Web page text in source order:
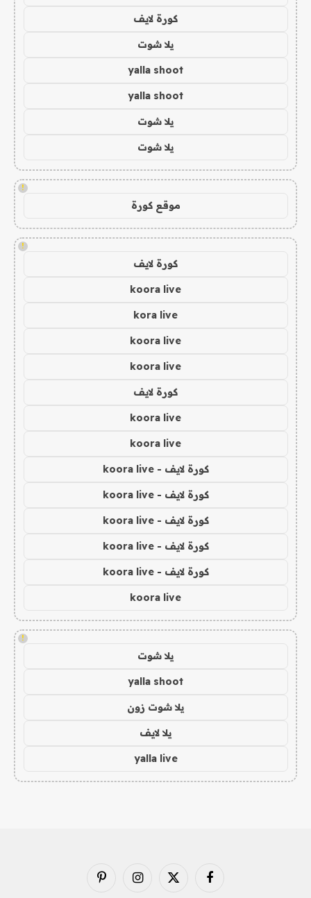
كورة لايف
يلا شوت
yalla shoot
yalla shoot
يلا شوت
يلا شوت
!
موقع كورة
!
كورة لايف
koora live
kora live
koora live
koora live
كورة لايف
koora live
koora live
كورة لايف - koora live
كورة لايف - koora live
كورة لايف - koora live
كورة لايف - koora live
كورة لايف - koora live
koora live
!
يلا شوت
yalla shoot
يلا شوت زون
يلا لايف
yalla live
فيسبوك X
الانستغرامبينتيريست